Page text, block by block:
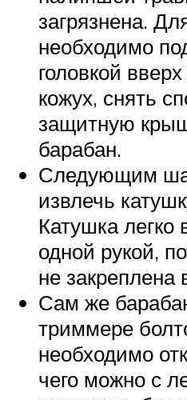
загрязнена.
необходимо
головкой
кожух, снять
защитную
барабан.
Следующим
извлечь
Катушка
одной рукой,
не закреплена
Сам же
триммере
необходимо
чего можно с